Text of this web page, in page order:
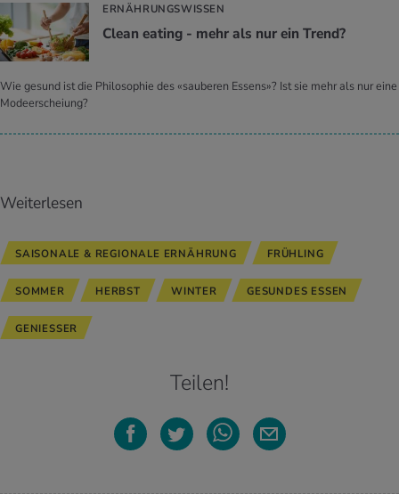
ERNÄHRUNGSWISSEN
Clean ea­ting - mehr als nur ein Trend?
Wie gesund ist die Philosophie des «sauberen Essens»? Ist sie mehr als nur eine
Modeerscheiung?
Weiterlesen
SAISONALE & REGIONALE ERNÄHRUNG FRÜHLING
SOMMER HERBST WINTER GESUNDES ESSEN
GENIESSER
Teilen!